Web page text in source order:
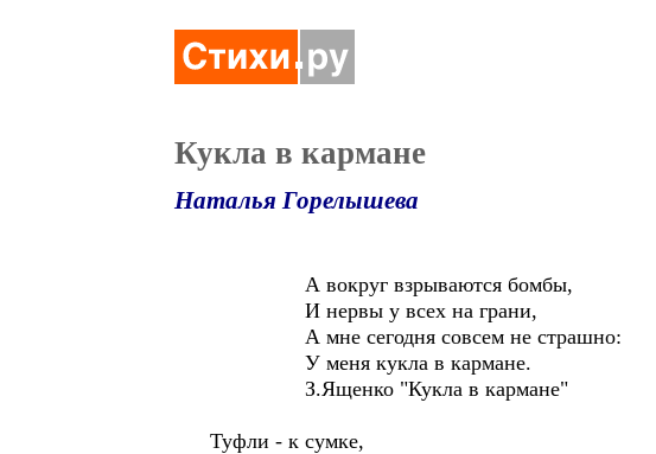
Кукла в кармане
Наталья Горелышева
А вокруг взрываются бомбы,
И нервы у всех на грани,
А мне сегодня совсем не страшно:
У меня кукла в кармане.
З.Ященко "Кукла в кармане"
Туфли - к сумке,